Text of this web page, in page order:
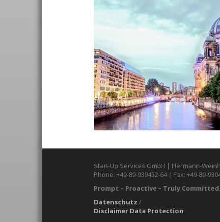
Start-Up Services GmbH | Hermann-
Phone: +49-89-939452-64 | Fax: +49-89-
Prompt – Proactive – Truly Committed.
Datenschutz /
Disclaimer Data Protection